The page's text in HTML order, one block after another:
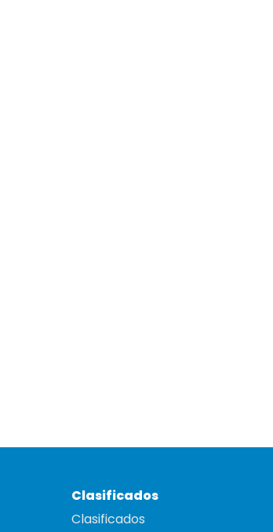
Clasificados
Clasificados